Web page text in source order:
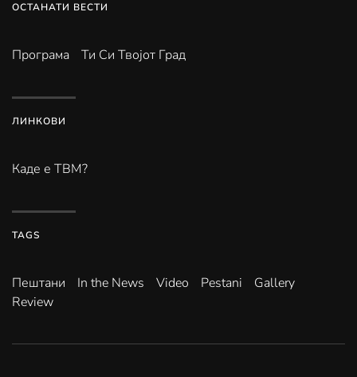
ОСТАНАТИ ВЕСТИ
Програма Ти Си Твојот Град
ЛИНКОВИ
Каде е ТВМ?
TAGS
Пештани In the News Video Pestani
Gallery
Review